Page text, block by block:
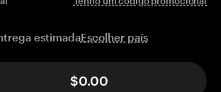
estimadaEscolher país
$0.00